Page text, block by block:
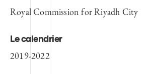
Royal Commission for Riyadh City
Le calendrier
2019-2022